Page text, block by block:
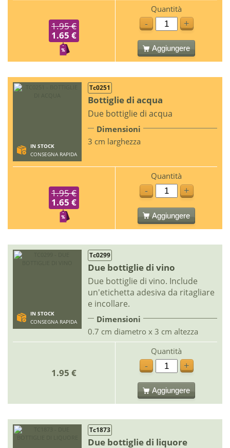
1.95 €
1.65 €
Quantità
-
+
Aggiungere
IN STOCK
CONSEGNA RAPIDA
Tc0251
Bottiglie di acqua
Due bottiglie di acqua
Dimensioni
3 cm larghezza
1.95 €
1.65 €
Quantità
-
+
Aggiungere
IN STOCK
CONSEGNA RAPIDA
Tc0299
Due bottiglie di vino
Due bottiglie di vino. Include
un'etichetta adesiva da ritagliare
e incollare.
Dimensioni
0.7 cm diametro x 3 cm altezza
1.95 €
Quantità
-
+
Aggiungere
Tc1873
Due bottiglie di liquore